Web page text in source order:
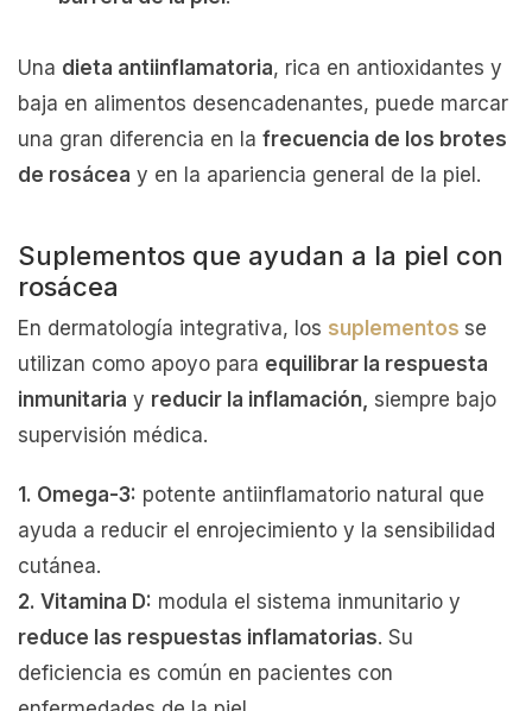
Una dieta antiinflamatoria, rica en antioxidantes y
baja en alimentos desencadenantes, puede marcar
una gran diferencia en la frecuencia de los brotes
de rosácea y en la apariencia general de la piel.
Suplementos que ayudan a la piel con
rosácea
En dermatología integrativa, los suplementos se
utilizan como apoyo para equilibrar la respuesta
inmunitaria y reducir la inflamación, siempre bajo
supervisión médica.
1. Omega-3: potente antiinflamatorio natural que
ayuda a reducir el enrojecimiento y la sensibilidad
cutánea.
2. Vitamina D: modula el sistema inmunitario y
reduce las respuestas inflamatorias. Su
deficiencia es común en pacientes con